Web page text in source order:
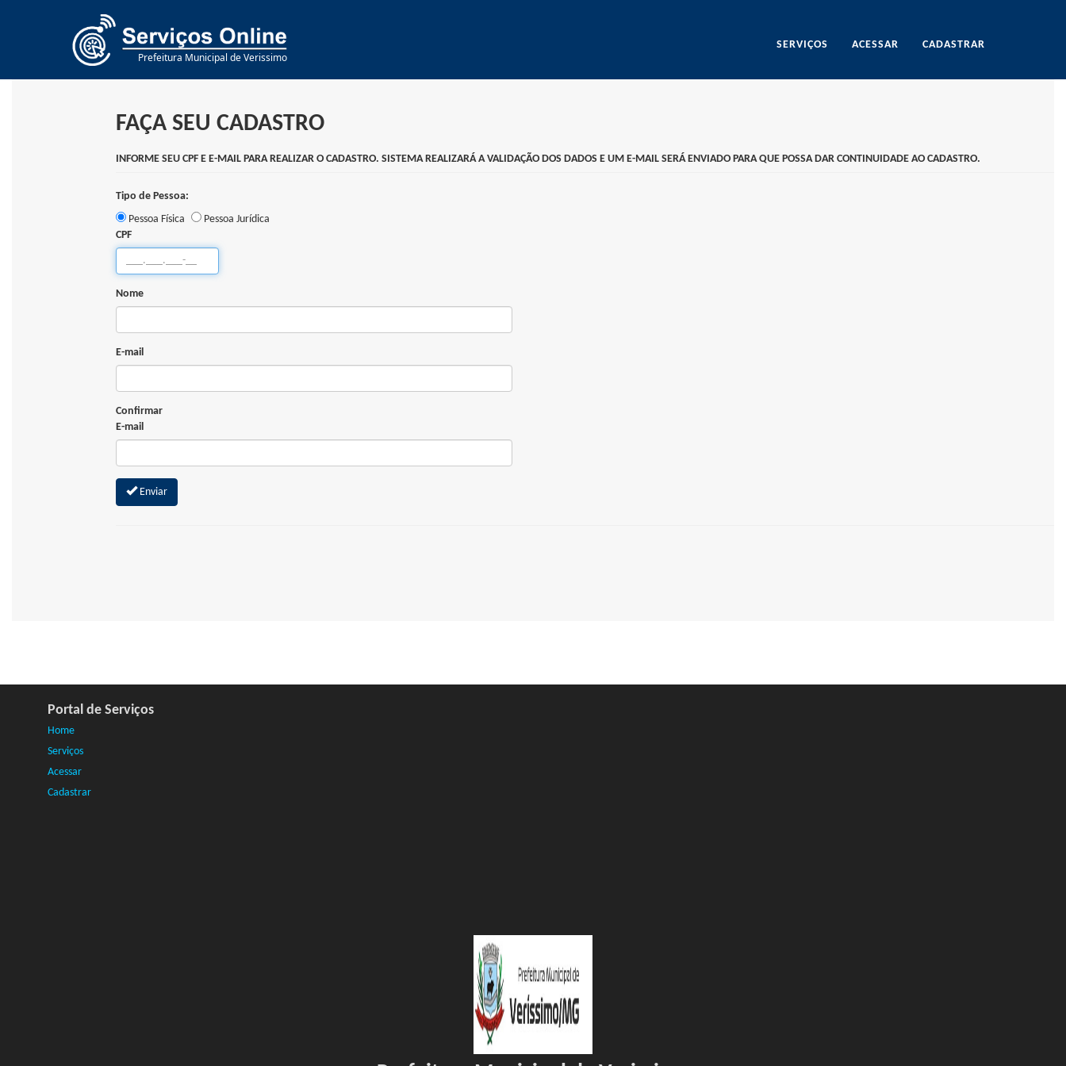
Prefeitura Municipal de Verissimo
SERVIÇOS ACESSAR CADASTRAR
FAÇA SEU CADASTRO
INFORME SEU CPF E E-MAIL PARA REALIZAR O CADASTRO. SISTEMA REALIZARÁ A VALIDAÇÃO DOS DADOS E UM E-MAIL SERÁ ENVIADO PARA QUE POSSA DAR CONTINUIDADE AO CADASTRO.
Tipo de Pessoa:
Pessoa Física
Pessoa Jurídica
CPF
Nome
E-mail
Confirmar
E-mail
Enviar
Portal de Serviços
Home
Serviços
Acessar
Cadastrar